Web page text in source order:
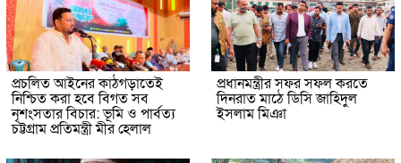
প্রচলিত আইনের কাঠগড়াতেই
নিশ্চিত করা হবে বিগত সব
নৃশংসতার বিচার: ভূমি ও পার্বত্য
চট্টগ্রাম প্রতিমন্ত্রী মীর হেলাল
প্রধানমন্ত্রীর সফর সফল করতে
দিনরাত মাঠে ডিসি জাহিদুল
ইসলাম মিঞা